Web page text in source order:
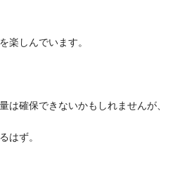
楽しんでいます。
は確保できないかもしれませんが、
はず。